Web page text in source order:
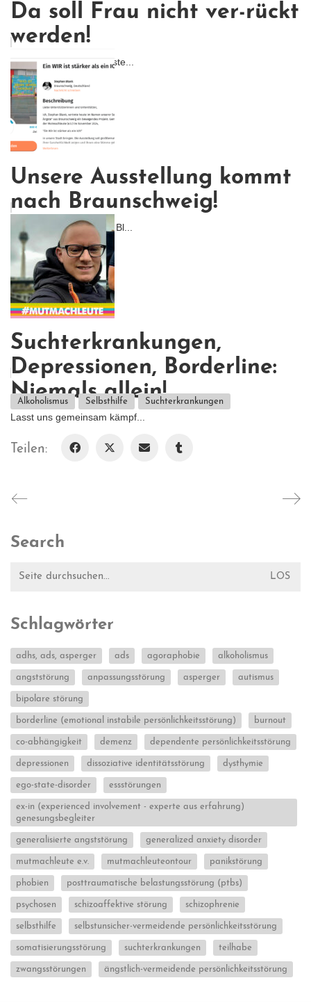
Da soll Frau nicht ver-rückt
werden!
Unsere betonierten Vorste...
Unsere Ausstellung kommt
nach Braunschweig!
Unser Mitglied Stephan Bl...
Suchterkrankungen,
Depressionen, Borderline:
Niemals allein!
Lasst uns gemeinsam kämpf...
Alkoholismus Selbsthilfe Suchterkrankungen
Teilen:
Search
nach:
Schlagwörter
adhs, ads, asperger ads agoraphobie alkoholismus
angststörung anpassungsstörung asperger autismus
bipolare störung
borderline (emotional instabile persönlichkeitsstörung) burnout
co-abhängigkeit demenz dependente persönlichkeitsstörung
depressionen dissoziative identitätsstörung dysthymie
ego-state-disorder essstörungen
ex-in (experienced involvement - experte aus erfahrung)
genesungsbegleiter
generalisierte angststörung generalized anxiety disorder
mutmachleute e.v. mutmachleuteontour panikstörung
phobien posttraumatische belastungsstörung (ptbs)
psychosen schizoaffektive störung schizophrenie
selbsthilfe selbstunsicher-vermeidende persönlichkeitsstörung
somatisierungsstörung suchterkrankungen teilhabe
zwangsstörungen ängstlich-vermeidende persönlichkeitsstörung